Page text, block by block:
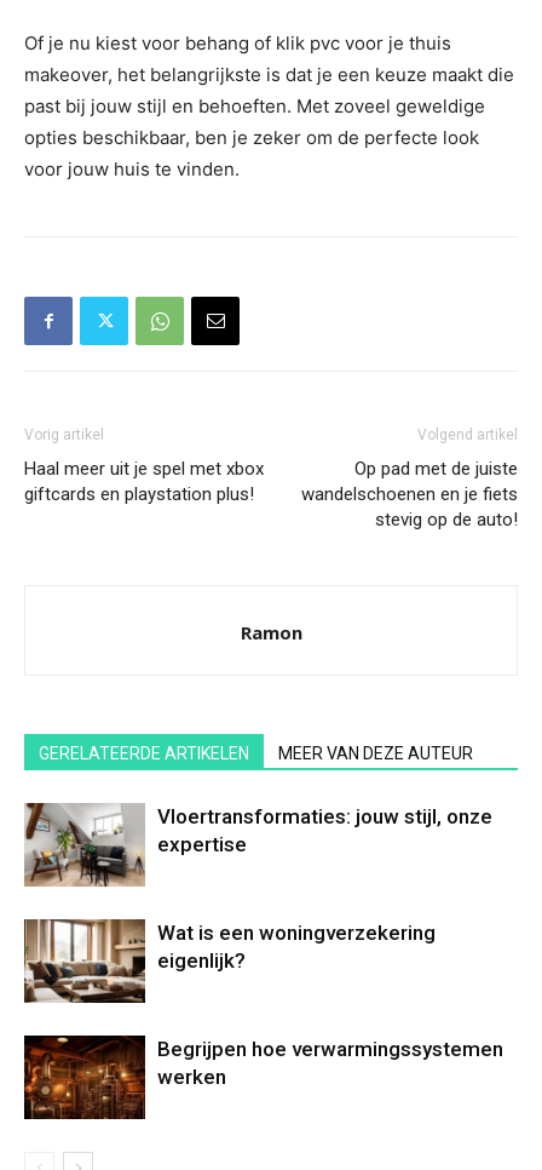
Of je nu kiest voor behang of klik pvc voor je thuis
makeover, het belangrijkste is dat je een keuze maakt die
past bij jouw stijl en behoeften. Met zoveel geweldige
opties beschikbaar, ben je zeker om de perfecte look
voor jouw huis te vinden.
Vorig artikel
Haal meer uit je spel met xbox
giftcards en playstation plus!
Volgend artikel
Op pad met de juiste
wandelschoenen en je fiets
stevig op de auto!
Ramon
GERELATEERDE ARTIKELEN MEER VAN DEZE AUTEUR
Vloertransformaties: jouw stijl, onze
expertise
Wat is een woningverzekering
eigenlijk?
Begrijpen hoe verwarmingssystemen
werken